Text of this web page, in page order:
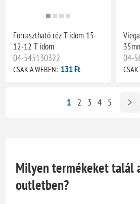
Forrasztható réz T-idom 15-
12-12 T idom
04-545130322
CSAK A WEBEN: 131 Ft
04-
1 2 3 4 5
Milyen termékeket talál
outletben?